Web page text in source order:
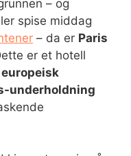
– og
spise middag
– da er Paris
er et hotell
underholdning